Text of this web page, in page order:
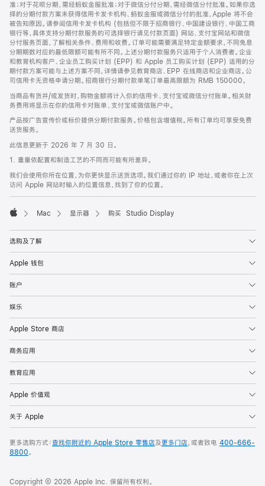
准；对于花呗分期，需经蚂蚁金服批准；对于微信分付分期，需经微信分付批准。如果你选
择的分期付款方案未获得信用卡发卡机构、蚂蚁金服或微信分付的批准，Apple 将不会
被告知原因。请参阅信用卡发卡机构 (包括但不限于招商银行、中国建设银行、中国工商
银行等，具体支持分期付款服务的可选择银行请见付款页面) 网站、支付宝网站和微信
分付服务页面，了解相关条件、费用和收费。订单可能需要满足特定金额要求，不同免息
分期期数对应的最低限额可能有所不同。上述分期付款服务只适用于个人消费者。企业
和教育机构客户、企业员工购买计划 (EPP) 和 Apple 员工购买计划 (EPP) 适用的分
期付款方案可能与上述方案不同，详情请参见教育商店、EPP 在线商店和企业商店。公
司信用卡无资格申请分期。招商银行分期付款单笔订单最高限额为 RMB 150000。
当商品有货并/或发货时，购物金额将计入你的信用卡、支付宝或微信分付账单。相关财
务费用将显示在你的信用卡对账单、支付宝或微信账户中。
产品按广告宣传价或标价提供分期付款服务。价格包含增值税。所有订单均可享受免费
送货服务。
此信息更新于 2026 年 7 月 30 日。
1. 重量依配置和制造工艺的不同而可能有所差异。
我们会使用你所在位置，为你更快显示送货选项。我们通过你的 IP 地址，或者你在上次
访问 Apple 网站时输入的位置信息，找到了你的位置。
Mac 显示器 购买 Studio Display
选购及了解
Apple 钱包
账户
娱乐
Apple Store 商店
商务应用
教育应用
Apple 价值观
关于 Apple
更多选购方式：查找你附近的 Apple Store 零售店及更多门店，或者致电 400-666-
8800。
Copyright © 2026 Apple Inc. 保留所有权利。